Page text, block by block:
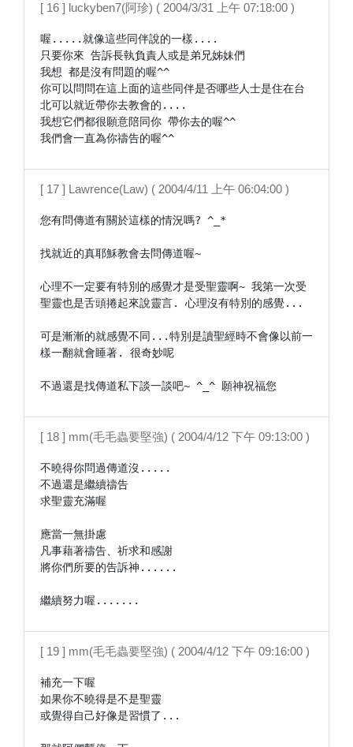
[ 16 ] luckyben7(阿珍) ( 2004/3/31 上午 07:18:00 )
喔.....就像這些同伴說的一樣....
只要你來 告訴長執負責人或是弟兄姊妹們
我想 都是沒有問題的喔^^
你可以問問在這上面的這些同伴是否哪些人士是住在台
北可以就近帶你去教會的....
我想它們都很願意陪同你 帶你去的喔^^
我們會一直為你禱告的喔^^
[ 17 ] Lawrence(Law) ( 2004/4/11 上午 06:04:00 )
您有問傳道有關於這樣的情況嗎? ^_*
找就近的真耶穌教會去問傳道喔~
心理不一定要有特別的感覺才是受聖靈啊~ 我第一次受
聖靈也是舌頭捲起來說靈言. 心理沒有特別的感覺...
可是漸漸的就感覺不同...特別是讀聖經時不會像以前一
樣一翻就會睡著. 很奇妙呢
不過還是找傳道私下談一談吧~ ^_^ 願神祝福您
[ 18 ] mm(毛毛蟲要堅強) ( 2004/4/12 下午 09:13:00 )
不曉得你問過傳道沒.....
不過還是繼續禱告
求聖靈充滿喔
應當一無掛慮
凡事藉著禱告、祈求和感謝
將你們所要的告訴神......
繼續努力喔.......
[ 19 ] mm(毛毛蟲要堅強) ( 2004/4/12 下午 09:16:00 )
補充一下喔
如果你不曉得是不是聖靈
或覺得自己好像是習慣了...